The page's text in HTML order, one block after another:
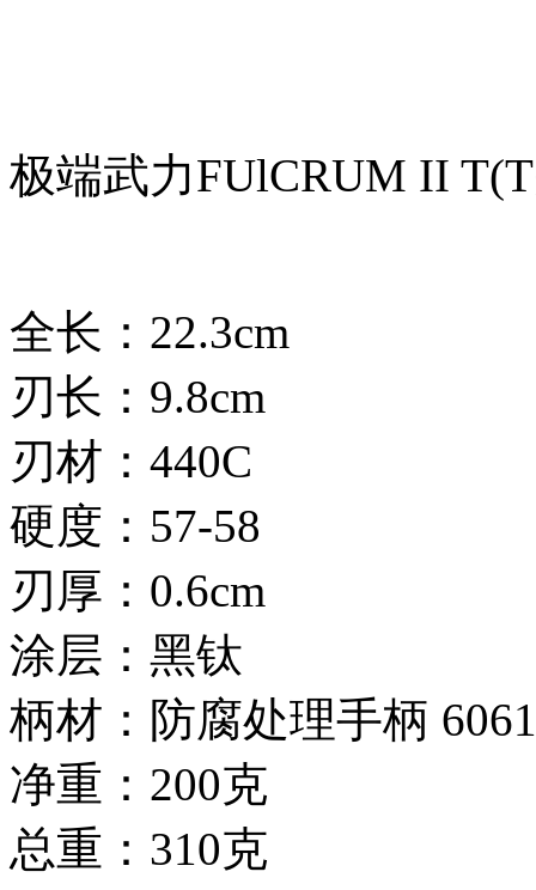
极端武力FUlCRUM II
全长：22.3cm
刃长：9.8cm
刃材：440C
硬度：57-58
刃厚：0.6cm
涂层：黑钛
柄材：防腐处理手柄
净重：200克
总重：310克